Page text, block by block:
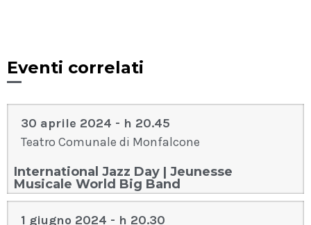
Eventi correlati
30 aprile 2024 - h 20.45
Teatro Comunale di Monfalcone
International Jazz Day | Jeunesse
Musicale World Big Band
1 giugno 2024 - h 20.30